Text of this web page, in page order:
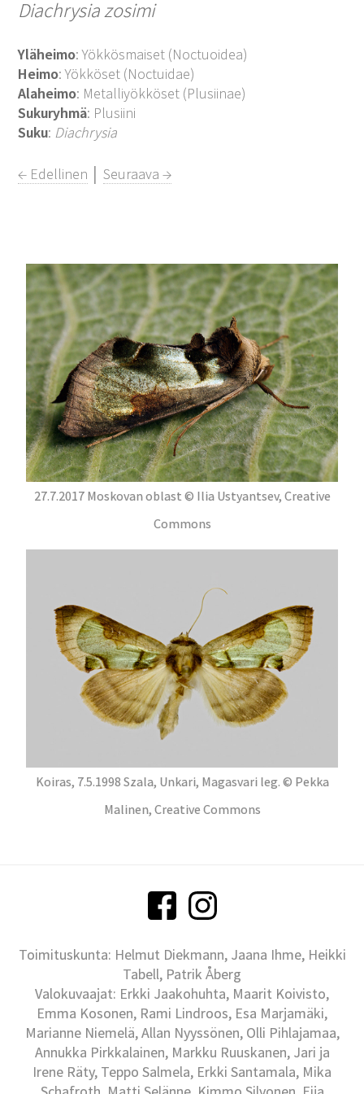
Diachrysia zosimi
Yläheimo: Yökkösmaiset (Noctuoidea)
Heimo: Yökköset (Noctuidae)
Alaheimo: Metalliyökköset (Plusiinae)
Sukuryhmä: Plusiini
Suku: Diachrysia
← Edellinen │Seuraava →
27.7.2017 Moskovan oblast © Ilia Ustyantsev, Creative
Commons
Koiras, 7.5.1998 Szala, Unkari, Magasvari leg. © Pekka
Malinen, Creative Commons
Toimituskunta: Helmut Diekmann, Jaana Ihme, Heikki
Tabell, Patrik Åberg
Valokuvaajat: Erkki Jaakohuhta, Maarit Koivisto,
Emma Kosonen, Rami Lindroos, Esa Marjamäki,
Marianne Niemelä, Allan Nyyssönen, Olli Pihlajamaa,
Annukka Pirkkalainen, Markku Ruuskanen, Jari ja
Irene Räty, Teppo Salmela, Erkki Santamala, Mika